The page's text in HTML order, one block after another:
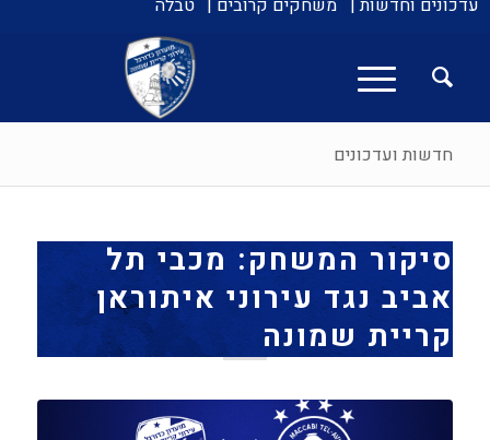
עדכונים וחדשות | משחקים קרובים | טבלה
חדשות ועדכונים
סיקור המשחק: מכבי תל
אביב נגד עירוני איתוראן
קריית שמונה